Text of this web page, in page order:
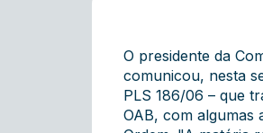
O presidente da
comunicou, nesta
PLS 186/06 – que
OAB, com algumas